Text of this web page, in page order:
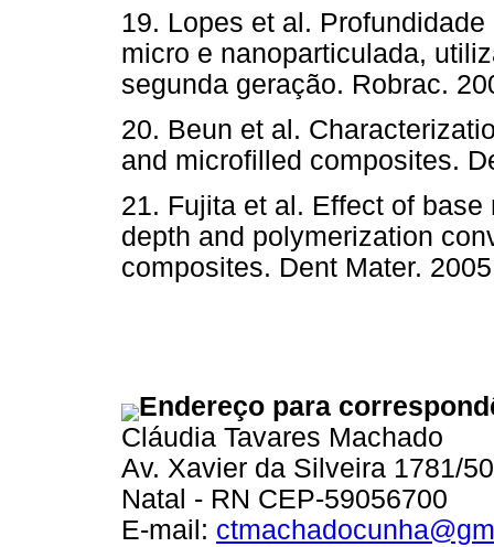
19. Lopes et al.
micro e nanoparticulada,
segunda geração. Robrac.
20. Beun et al.
and microfilled composites.
21. Fujita et al. Effect of
depth and polymerization
composites. Dent Mater.
Endereço para
Cláudia Tavares Machado
Av. Xavier da Silveira 1781/
Natal - RN CEP-59056700
E-mail: